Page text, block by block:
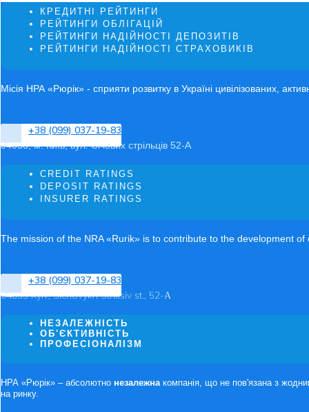
КРЕДИТНІ РЕЙТИНГИ
РЕЙТИНГИ ОБЛІГАЦІЙ
РЕЙТИНГИ НАДІЙНОСТІ ДЕПОЗИТІВ
РЕЙТИНГИ НАДІЙНОСТІ СТРАХОВИКІВ
Місія НРА «Рюрік» - сприяти розвитку в Україні цивілізованих,
+38 (099) 037-19-83
04053, м. Київ, вул. Січових стрільців 52-А
CREDIT RATINGS
DEPOSIT RATINGS
INSURER RATINGS
The mission of the NRA «Rurik» is to contribute to the development
+38 (099) 037-19-83
04053 Kyiv, Sichovykh Striltsiv st., 52-А
НЕЗАЛЕЖНІСТЬ
ОБ'ЄКТИВНІСТЬ
ПРОФЕСІОНАЛІЗМ
НРА «Рюрік» – абсолютно незалежна компанія, що не пов'язана з
на ринку.